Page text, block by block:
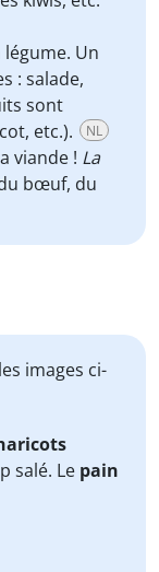
Un
: salade,
sont
etc.).
NL
viande ! La
bœuf, du
images ci-
salé. Le pain